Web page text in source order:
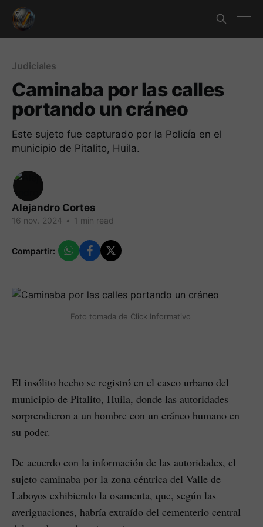
Judiciales
Caminaba por las calles
portando un cráneo
Este sujeto fue capturado por la Policía en el
municipio de Pitalito, Huila.
Alejandro Cortes
16 nov. 2024 • 1 min read
Compartir:
Foto tomada de Click Informativo
El insólito hecho se registró en el casco urbano del
municipio de Pitalito, Huila, donde las autoridades
sorprendieron a un hombre con un cráneo humano en
su poder.
De acuerdo con la información de las autoridades, el
sujeto caminaba por la zona céntrica del Valle de
Laboyos exhibiendo la osamenta, que, según las
averiguaciones, habría extraído del cementerio central